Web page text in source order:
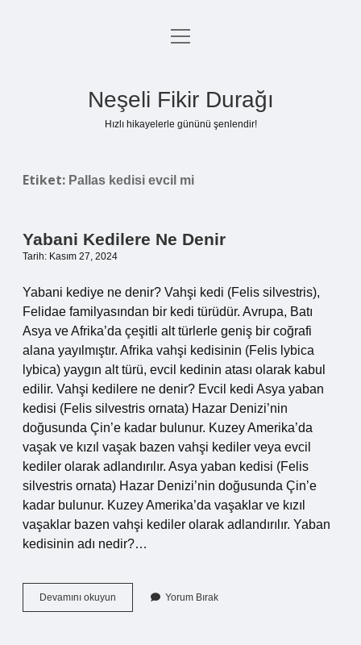
Anasayfa
menüyü
Neşeli Fikir Durağı
Hızlı hikayelerle gününü şenlendir!
Etiket: Pallas kedisi evcil mi
Yabani Kedilere Ne Denir
Tarih: Kasım 27, 2024
Yabani kediye ne denir? Vahşi kedi (Felis silvestris),
Felidae familyasından bir kedi türüdür. Avrupa, Batı
Asya ve Afrika’da çeşitli alt türlerle geniş bir coğrafi
alana yayılmıştır. Afrika vahşi kedisinin (Felis lybica
lybica) yaygın alt türü, evcil kedinin atası olarak kabul
edilir. Vahşi kedilere ne denir? Evcil kedi Asya yaban
kedisi (Felis silvestris ornata) Hazar Denizi’nin
doğusunda Çin’e kadar bulunur. Kuzey Amerika’da
vaşak ve kızıl vaşak bazen vahşi kediler veya evcil
kediler olarak adlandırılır. Asya yaban kedisi (Felis
silvestris ornata) Hazar Denizi’nin doğusunda Çin’e
kadar bulunur. Kuzey Amerika’da vaşaklar ve kızıl
vaşaklar bazen vahşi kediler olarak adlandırılır. Yaban
kedisinin adı nedir?…
Devamını okuyun
Kedilere
Yorum Bırak